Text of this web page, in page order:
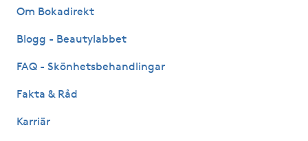
Hyperhidros
Hypnos
Hårbottenbehandling
Om Bokadirekt
Blogg - Beautylabbet
FAQ - Skönhetsbehandlingar
Fakta & Råd
Karriär